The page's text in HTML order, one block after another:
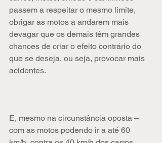
passem a respeitar o mesmo limite,
obrigar as motos a andarem mais
devagar que os demais têm grandes
chances de criar o efeito contrário do
que se deseja, ou seja, provocar mais
acidentes.
E, mesmo na circunstância oposta –
com as motos podendo ir a até 60